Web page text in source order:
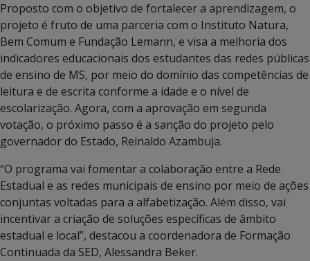
Proposto com o objetivo de fortalecer a aprendizagem, o
projeto é fruto de uma parceria com o Instituto Natura,
Bem Comum e Fundação Lemann, e visa a melhoria dos
indicadores educacionais dos estudantes das redes públicas
de ensino de MS, por meio do domínio das competências de
leitura e de escrita conforme a idade e o nível de
escolarização. Agora, com a aprovação em segunda
votação, o próximo passo é a sanção do projeto pelo
governador do Estado, Reinaldo Azambuja.
“O programa vai fomentar a colaboração entre a Rede
Estadual e as redes municipais de ensino por meio de ações
conjuntas voltadas para a alfabetização. Além disso, vai
incentivar a criação de soluções específicas de âmbito
estadual e local”, destacou a coordenadora de Formação
Continuada da SED, Alessandra Beker.